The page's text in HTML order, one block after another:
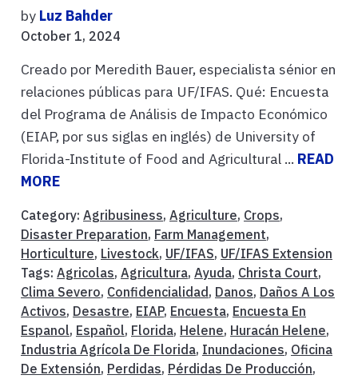
by Luz Bahder
October 1, 2024
Creado por Meredith Bauer, especialista sénior en
relaciones públicas para UF/IFAS. Qué: Encuesta
del Programa de Análisis de Impacto Económico
(EIAP, por sus siglas en inglés) de University of
Florida-Institute of Food and Agricultural ... READ
MORE
Category: Agribusiness, Agriculture, Crops,
Disaster Preparation, Farm Management,
Horticulture, Livestock, UF/IFAS, UF/IFAS Extension
Tags: Agricolas, Agricultura, Ayuda, Christa Court,
Clima Severo, Confidencialidad , Danos, Daños A Los
Activos, Desastre, EIAP, Encuesta, Encuesta En
Espanol, Español, Florida, Helene, Huracán Helene,
Industria Agrícola De Florida, Inundaciones, Oficina
De Extensión, Perdidas, Pérdidas De Producción,